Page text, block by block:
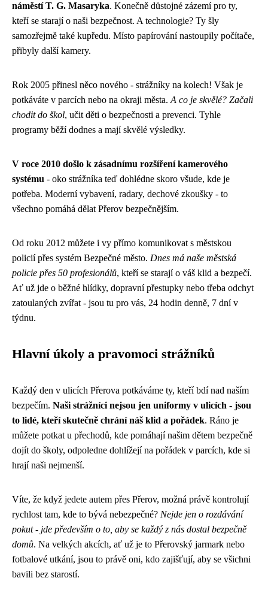
náměstí T. G. Masaryka. Konečně důstojné zázemí pro ty,
kteří se starají o naši bezpečnost. A technologie? Ty šly
samozřejmě také kupředu. Místo papírování nastoupily počítače,
přibyly další kamery.
Rok 2005 přinesl něco nového - strážníky na kolech! Však je
potkáváte v parcích nebo na okraji města. A co je skvělé? Začali
chodit do škol, učit děti o bezpečnosti a prevenci. Tyhle
programy běží dodnes a mají skvělé výsledky.
V roce 2010 došlo k zásadnímu rozšíření kamerového
systému - oko strážníka teď dohlédne skoro všude, kde je
potřeba. Moderní vybavení, radary, dechové zkoušky - to
všechno pomáhá dělat Přerov bezpečnějším.
Od roku 2012 můžete i vy přímo komunikovat s městskou
policií přes systém Bezpečné město. Dnes má naše městská
policie přes 50 profesionálů, kteří se starají o váš klid a bezpečí.
Ať už jde o běžné hlídky, dopravní přestupky nebo třeba odchyt
zatoulaných zvířat - jsou tu pro vás, 24 hodin denně, 7 dní v
týdnu.
Hlavní úkoly a pravomoci strážníků
Každý den v ulicích Přerova potkáváme ty, kteří bdí nad naším
bezpečím. Naši strážníci nejsou jen uniformy v ulicích - jsou
to lidé, kteří skutečně chrání náš klid a pořádek. Ráno je
můžete potkat u přechodů, kde pomáhají našim dětem bezpečně
dojít do školy, odpoledne dohlížejí na pořádek v parcích, kde si
hrají naši nejmenší.
Víte, že když jedete autem přes Přerov, možná právě kontrolují
rychlost tam, kde to bývá nebezpečné? Nejde jen o rozdávání
pokut - jde především o to, aby se každý z nás dostal bezpečně
domů. Na velkých akcích, ať už je to Přerovský jarmark nebo
fotbalové utkání, jsou to právě oni, kdo zajišťují, aby se všichni
bavili bez starostí.